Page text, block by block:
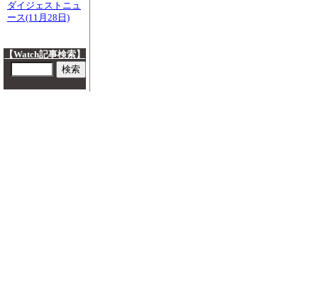
ダイジェストニュ
ース(11月28日)
【Watch記事検索】